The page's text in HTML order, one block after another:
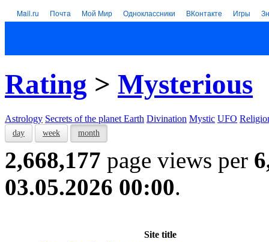
Mail.ru Почта Мой Мир Одноклассники ВКонтакте Игры
Rating > Mysterious
Astrology Secrets of the planet Earth Divination Mystic UFO
day week month
2,668,177 page views per
03.05.2026 00:00.
Site title